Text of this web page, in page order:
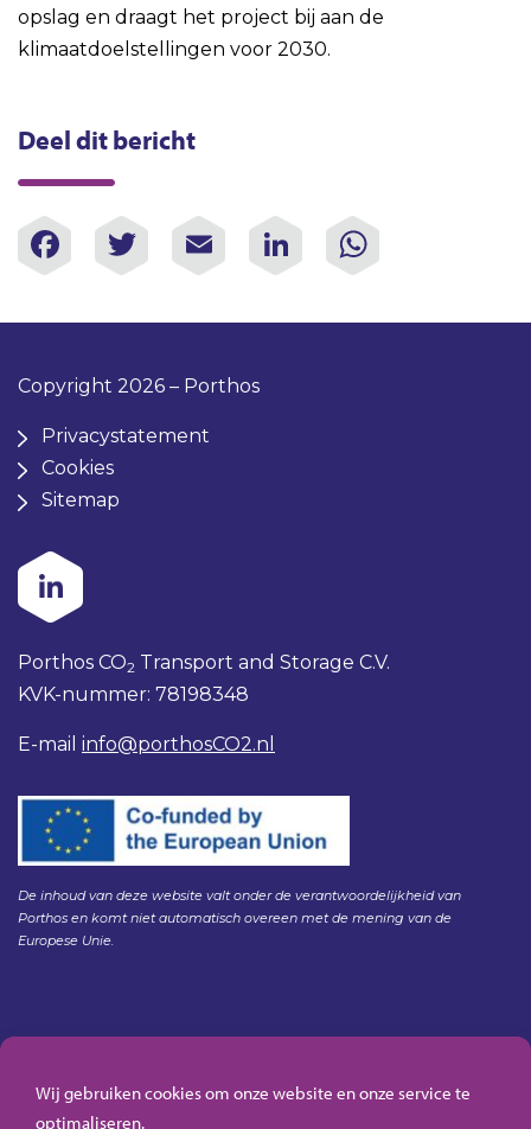
Wij gebruiken cookies om onze website en onze service te
optimaliseren.
opslag en draagt het project bij aan de
klimaatdoelstellingen voor 2030.
Deel dit bericht
Facebook
TwitterEmailLinkedIn
Copyright 2026 – Porthos
Privacystatement
Cookies
Sitemap
Porthos CO2 Transport and Storage C.V.
KVK-nummer: 78198348
E-mail info@porthosCO2.nl
De inhoud van deze website valt onder de verantwoordelijkheid van
Porthos en komt niet automatisch overeen met de mening van de
Europese Unie.
HSE Policy Porthos
Klachtenregeling aanbesteden Gasunie